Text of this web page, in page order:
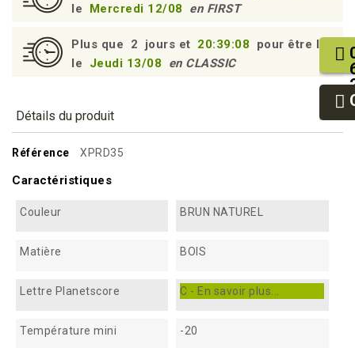
le
Mercredi 12/08 en FIRST
Plus que 2 jours et 20:39:07
pour être livré
le
Jeudi 13/08 en CLASSIC
Détails du produit
Référence XPRD35
Caractéristiques
Couleur BRUN NATUREL
Matière BOIS
Lettre Planetscore C - En savoir plus...
Température mini -20